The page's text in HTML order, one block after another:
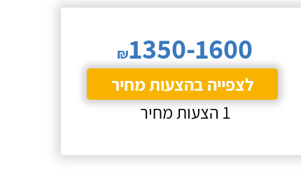
₪1350-1600
לצפייה בהצעות מחיר
1 הצעות מחיר